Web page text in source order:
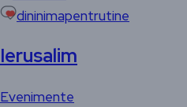
dininimapentrutine
Ierusalim
Evenimente